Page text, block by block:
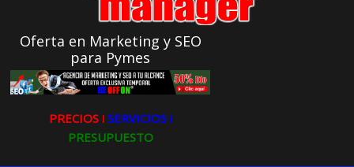
Oferta en Marketing y SEO
para Pymes
PRECIOS ǀ SERVICIOS ǀ
PRESUPUESTO